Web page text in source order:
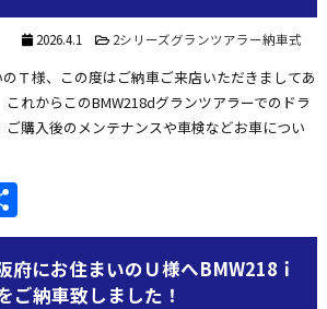
2026.4.1 2シリーズグランツアラー納車式
Ｔ様、この度はご納車ご来店いただきましてあ
れからこのBMW218dグランツアラーでのドラ
購入後のメンテナンスや車検などお車につい
共
有
府にお住まいのＵ様へBMW218ｉ
ご納車致しました！